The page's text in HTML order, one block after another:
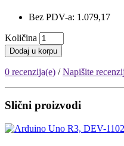
Bez PDV-a: 1.079,17
Količina
Dodaj u korpu
0 recenzija(e) /Napišite
Slični proizvodi